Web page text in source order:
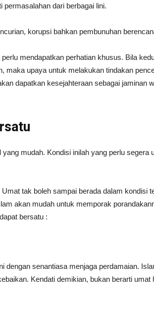
dari berbagai lini.
korupsi bahkan pembunuhan
mendapatkan perhatian khusus. Bila
maka upaya untuk melakukan tindakan
dapatkan kesejahteraan sebagai jaminan
mudah. Kondisi inilah yang perlu segera
tak boleh sampai berada dalam kondisi
akan mudah untuk memporak
bersatu :
dengan senantiasa menjaga perdamaian.
Kendati demikian, bukan berarti umat